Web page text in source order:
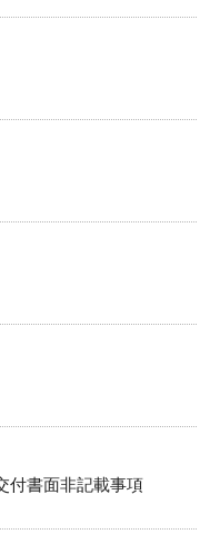
付書面非記載事項